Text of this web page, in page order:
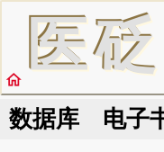
医砭
home
数据库 电子